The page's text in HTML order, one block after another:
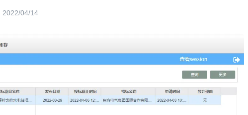
2022/04/14